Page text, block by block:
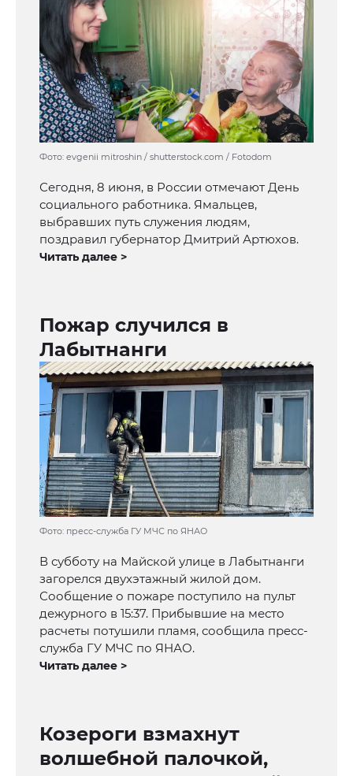
Фото: evgenii mitroshin / shutterstock.com / Fotodom
Сегодня, 8 июня, в России отмечают День
социального работника. Ямальцев,
выбравших путь служения людям,
поздравил губернатор Дмитрий Артюхов.
Читать далее >
Пожар случился в
Лабытнанги
Фото: пресс-служба ГУ МЧС по ЯНАО
В субботу на Майской улице в Лабытнанги
загорелся двухэтажный жилой дом.
Сообщение о пожаре поступило на пульт
дежурного в 15:37. Прибывшие на место
расчеты потушили пламя, сообщила пресс-
служба ГУ МЧС по ЯНАО.
Читать далее >
Козероги взмахнут
волшебной палочкой,